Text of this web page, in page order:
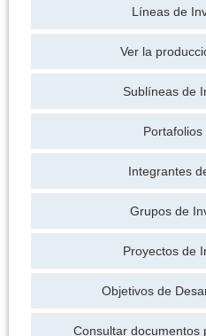
Líneas de
Ver la
Sublíneas de
Portafolios
Integrantes
Grupos de
Proyectos de
Objetivos de
Consultar documentos